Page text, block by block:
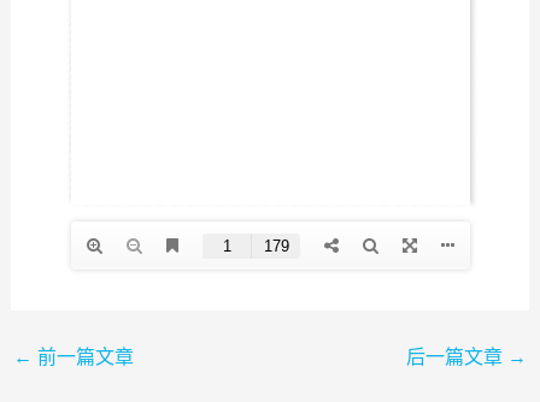
← 前一篇文章 后一篇文章 →